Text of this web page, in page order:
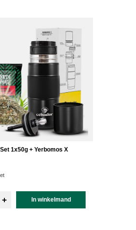
1x50g + Yerbomos X
+ In winkelmand